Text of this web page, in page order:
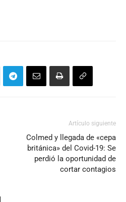
Artículo siguiente
Colmed y llegada de «cepa
británica» del Covid-19: Se
perdió la oportunidad de
cortar contagios